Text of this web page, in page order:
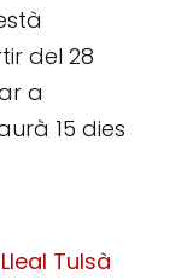
del 28
a
15 dies
Lleal Tulsà